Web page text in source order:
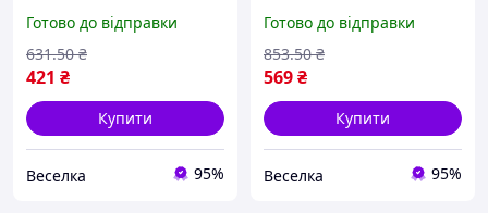
відкручування гайок
FLAME
Готово до відправки
421 ₴
631.50 ₴
Купити
Веселка 95%
універсальний
інструмент для механіків і
домашніх майстрів FLAME
Готово до відправки
569₴
853.50 ₴
Купити
Веселка 95%